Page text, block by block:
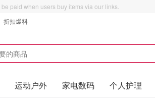
paid when users buy items via our links.
折扣爆料
运动户外 家电数码 个人护理